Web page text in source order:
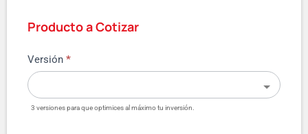
Producto a Cotizar
Versión *
3 versiones para que optimices al máximo tu inversión.